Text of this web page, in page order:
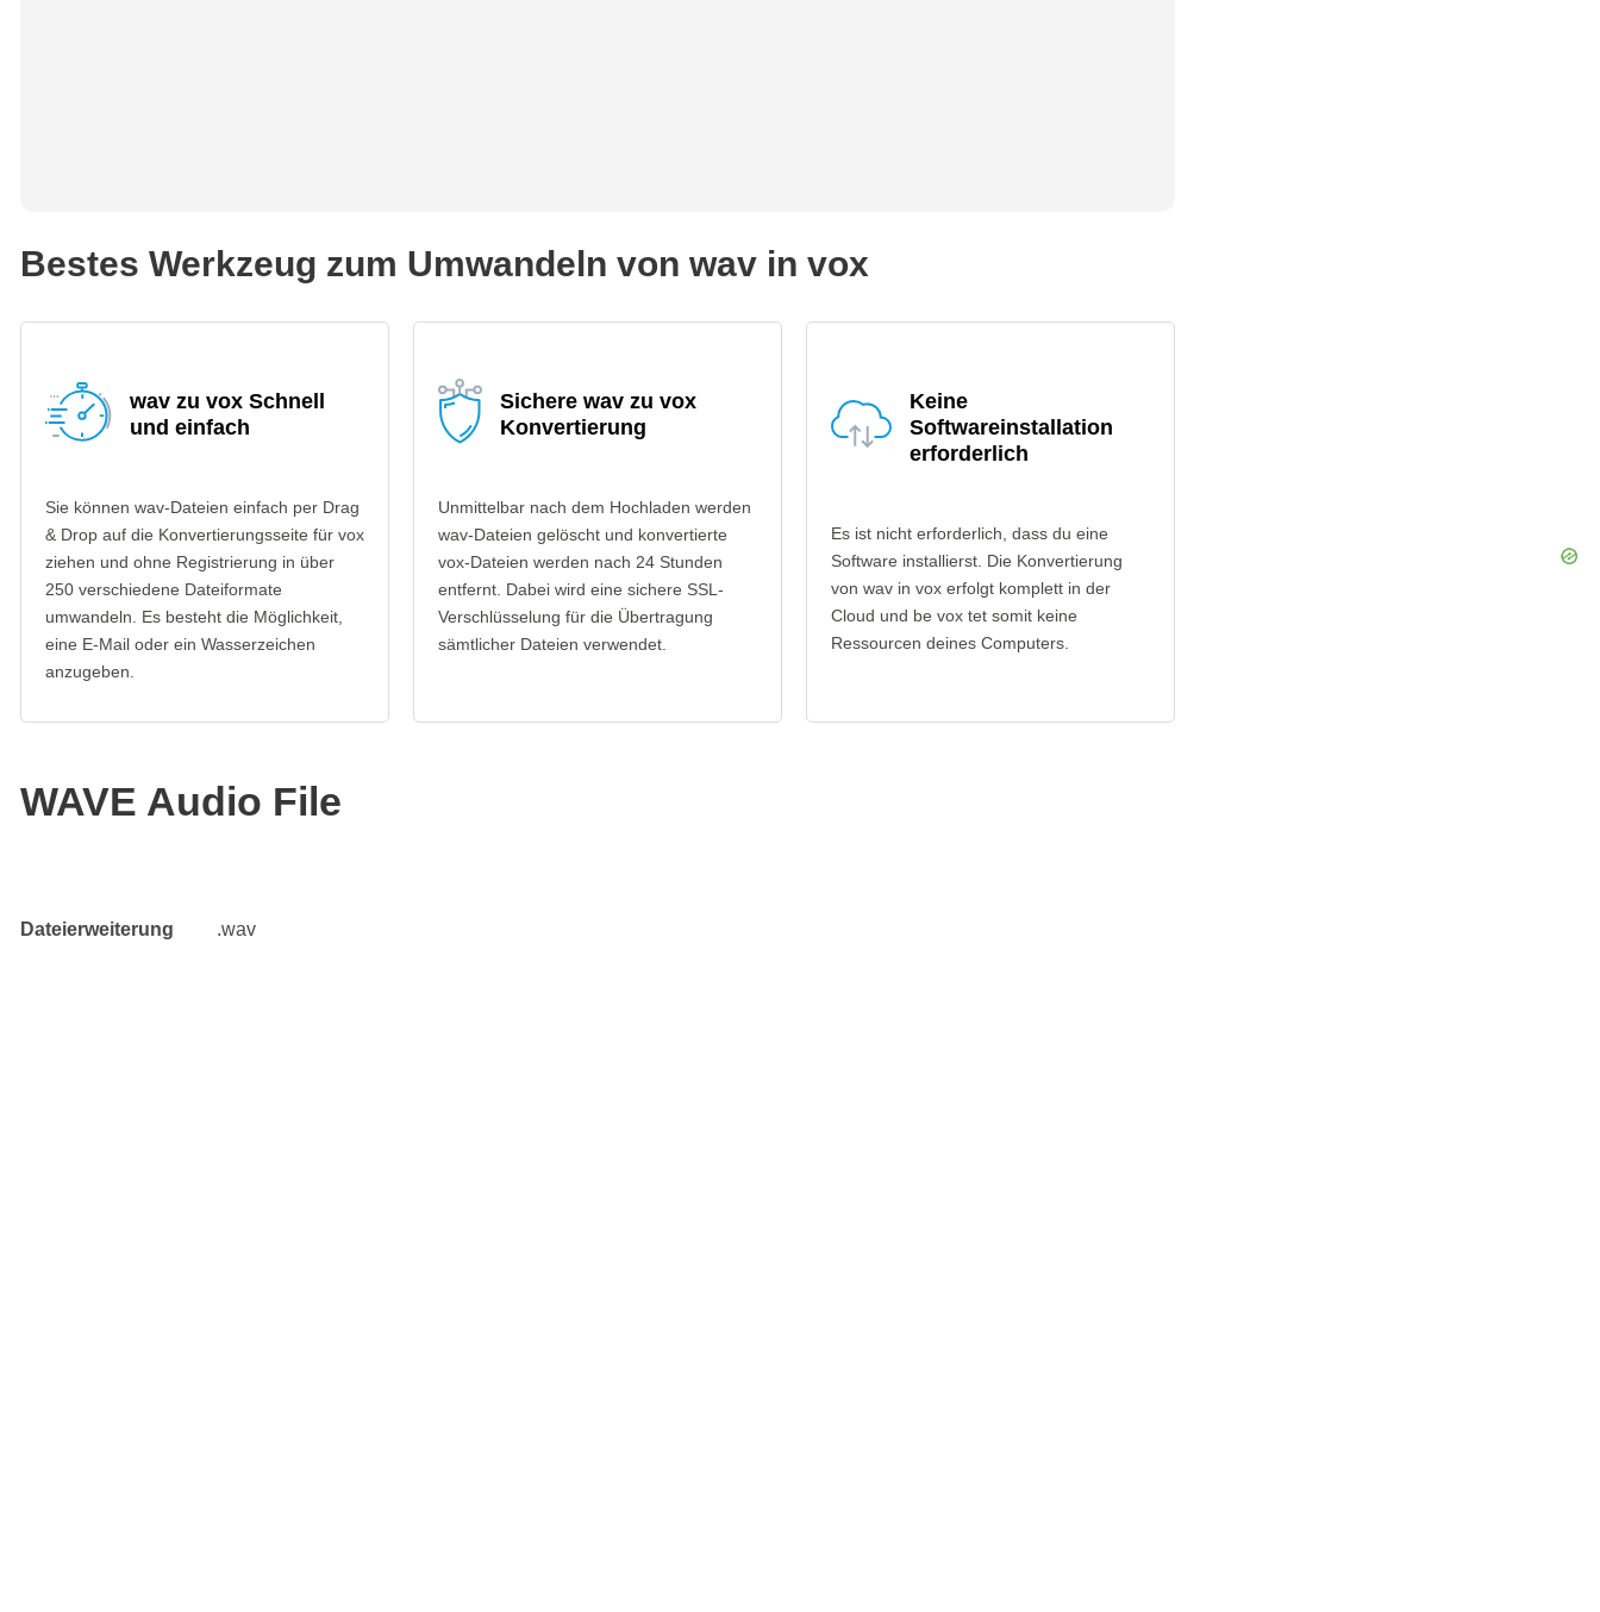
Bestes Werkzeug zum Umwandeln von wav in vox
wav zu vox Schnell
und einfach
Sie können wav-Dateien einfach per Drag
& Drop auf die Konvertierungsseite für vox
ziehen und ohne Registrierung in über
250 verschiedene Dateiformate
umwandeln. Es besteht die Möglichkeit,
eine E-Mail oder ein Wasserzeichen
anzugeben.
Sichere wav zu vox
Konvertierung
Unmittelbar nach dem Hochladen werden
wav-Dateien gelöscht und konvertierte
vox-Dateien werden nach 24 Stunden
entfernt. Dabei wird eine sichere SSL-
Verschlüsselung für die Übertragung
sämtlicher Dateien verwendet.
Keine
Softwareinstallation
erforderlich
Es ist nicht erforderlich, dass du eine
Software installierst. Die Konvertierung
von wav in vox erfolgt komplett in der
Cloud und be vox tet somit keine
Ressourcen deines Computers.
WAVE Audio File
Dateierweiterung .wav